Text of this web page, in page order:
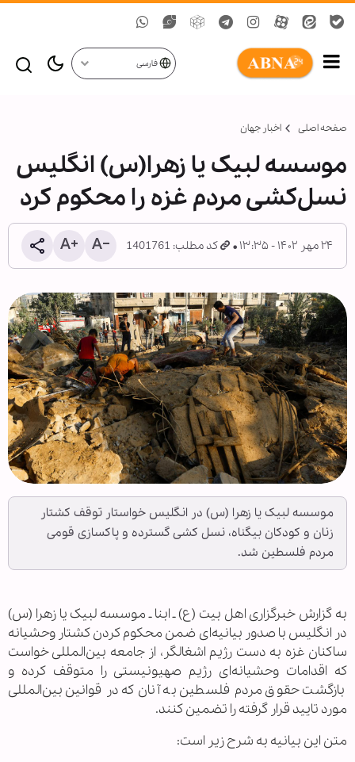
فارسی
صفحه اصلی اخبار جهان
موسسه لبیک یا زهرا(س) انگلیس
نسل‌کشی مردم غزه را محکوم کرد
۲۴ مهر ۱۴۰۲ - ۱۳:۳۵ کد مطلب: 1401761
موسسه لبیک یا زهرا (س) در انگلیس خواستار توقف کشتار
زنان و کودکان بیگناه، نسل کشی گسترده و پاکسازی قومی
مردم فلسطین شد.
به گزارش خبرگزاری اهل بیت (ع) ـ ابنا ـ موسسه لبیک یا زهرا (س)
در انگلیس با صدور بیانیه‌ای ضمن محکوم کردن کشتار وحشیانه
ساکنان غزه به دست رژیم اشغالگر، از جامعه بین‌المللی خواست
که اقدامات وحشیانه‌ای رژیم صهیونیستی را متوقف کرده و
بازگشت حقوق مردم فلسطین به آنان که در قوانین بین‌المللی
مورد تایید قرار گرفته را تضمین کنند.
متن این بیانیه به شرح زیر است: